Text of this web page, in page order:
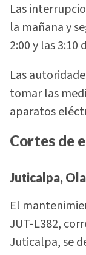
Las
la mañana y
2:00 y las 3:10
Las
tomar las
aparatos
Cortes de
Juticalpa,
El
JUT-L382,
Juticalpa, se